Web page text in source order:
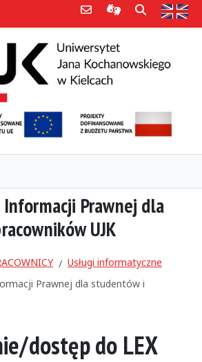
Poczta e-mailInformacje dla
Szukaj
Informacji Prawnej dla
UJK
Usługi informatyczne
Prawnej dla studentów i
dostęp do LEX